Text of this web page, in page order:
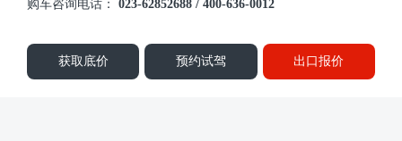
购车咨询电话： 023-62852688 / 400-636-0012
获取底价 预约试驾 出口报价